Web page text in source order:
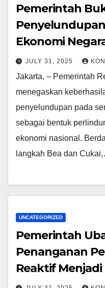
Pemerintah
Ekonomi
JULY 31, 2025
Jakarta, – Pemerintah
menegaskan
penyelundupan pada
sebagai bentuk
ekonomi nasional.
langkah Bea dan
UNCATEGORIZED
Pemerintah
Penanganan
Reaktif